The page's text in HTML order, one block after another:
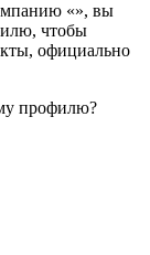
«», вы
чтобы
официально
профилю?